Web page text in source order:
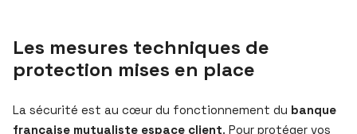
Les mesures techniques de
protection mises en place
La sécurité est au cœur du fonctionnement du banque
française mutualiste espace client. Pour protéger vos